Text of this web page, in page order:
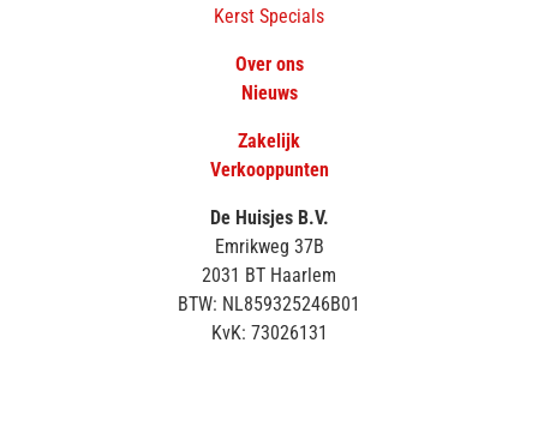
Kerst Specials
Over ons
Nieuws
Zakelijk
Verkooppunten
De Huisjes B.V.
Emrikweg 37B
2031 BT Haarlem
BTW: NL859325246B01
KvK: 73026131